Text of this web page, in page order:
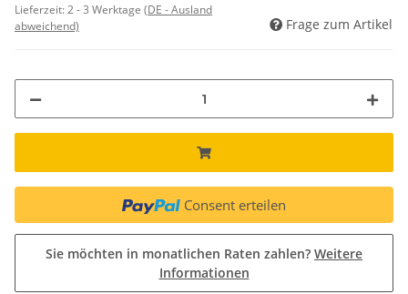
Lieferzeit:2 - 3 Werktage (DE - Ausland
abweichend)
Frage zum Artikel
Consent erteilen
Sie möchten in monatlichen Raten zahlen? Weitere
Informationen